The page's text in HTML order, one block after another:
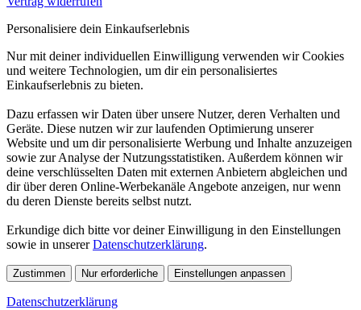
Personalisiere dein Einkaufserlebnis
Nur mit deiner individuellen Einwilligung verwenden wir Cookies
und weitere Technologien, um dir ein personalisiertes
Einkaufserlebnis zu bieten.
Dazu erfassen wir Daten über unsere Nutzer, deren Verhalten und
Geräte. Diese nutzen wir zur laufenden Optimierung unserer
Website und um dir personalisierte Werbung und Inhalte anzuzeigen
sowie zur Analyse der Nutzungsstatistiken. Außerdem können wir
deine verschlüsselten Daten mit externen Anbietern abgleichen und
dir über deren Online-Werbekanäle Angebote anzeigen, nur wenn
du deren Dienste bereits selbst nutzt.
Erkundige dich bitte vor deiner Einwilligung in den Einstellungen
sowie in unsererDatenschutzerklärung.
Zustimmen Nur erforderliche Einstellungen anpassen
Datenschutzerklärung